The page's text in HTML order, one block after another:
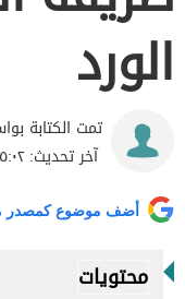
الورد
تمت الكتابة
آخر تحديث:٠٥:٠٢ ، ٢٥
أضف موضوع
محتويات